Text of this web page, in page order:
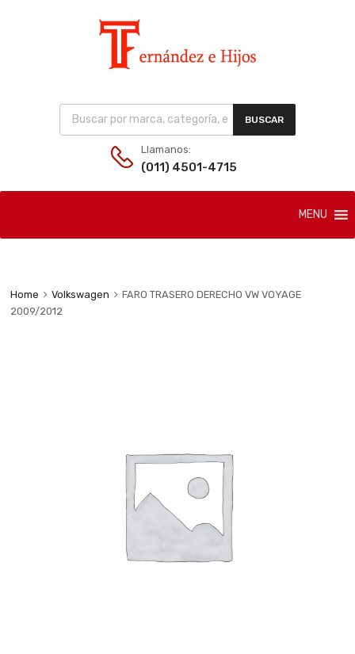
Products search BUSCAR
Llamanos:
(011) 4501-4715
content
MENU
Home Volkswagen
FARO TRASERO DERECHO VW VOYAGE
2009/2012